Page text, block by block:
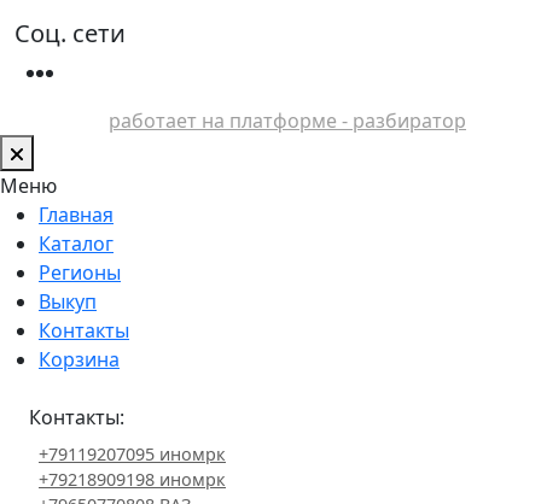
Соц. сети
работает на платформе - разбиратор
Меню
Главная
Каталог
Регионы
Выкуп
Контакты
Корзина
Контакты:
+79119207095 иномрк
+79218909198 иномрк